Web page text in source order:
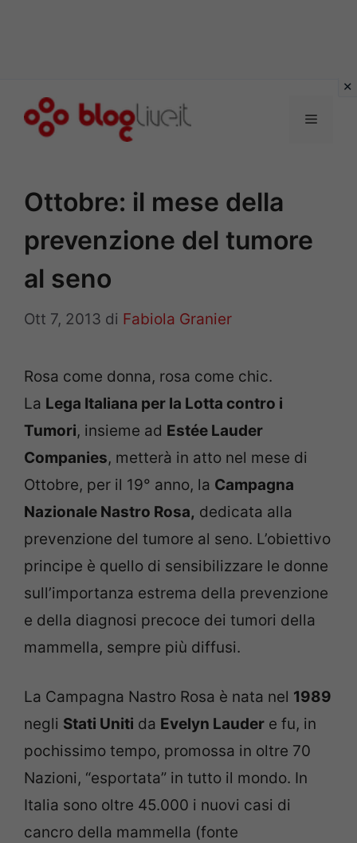
Menu
Ottobre: il mese della
prevenzione del tumore
al seno
Ott 7, 2013 di Fabiola Granier
Rosa come donna, rosa come chic.
La Lega Italiana per la Lotta contro i
Tumori, insieme ad Estée Lauder
Companies, metterà in atto nel mese di
Ottobre, per il 19° anno, la Campagna
Nazionale Nastro Rosa, dedicata alla
prevenzione del tumore al seno. L’obiettivo
principe è quello di sensibilizzare le donne
sull’importanza estrema della prevenzione
e della diagnosi precoce dei tumori della
mammella, sempre più diffusi.
La Campagna Nastro Rosa è nata nel 1989
negli Stati Uniti da Evelyn Lauder e fu, in
pochissimo tempo, promossa in oltre 70
Nazioni, “esportata” in tutto il mondo. In
Italia sono oltre 45.000 i nuovi casi di
cancro della mammella (fonte